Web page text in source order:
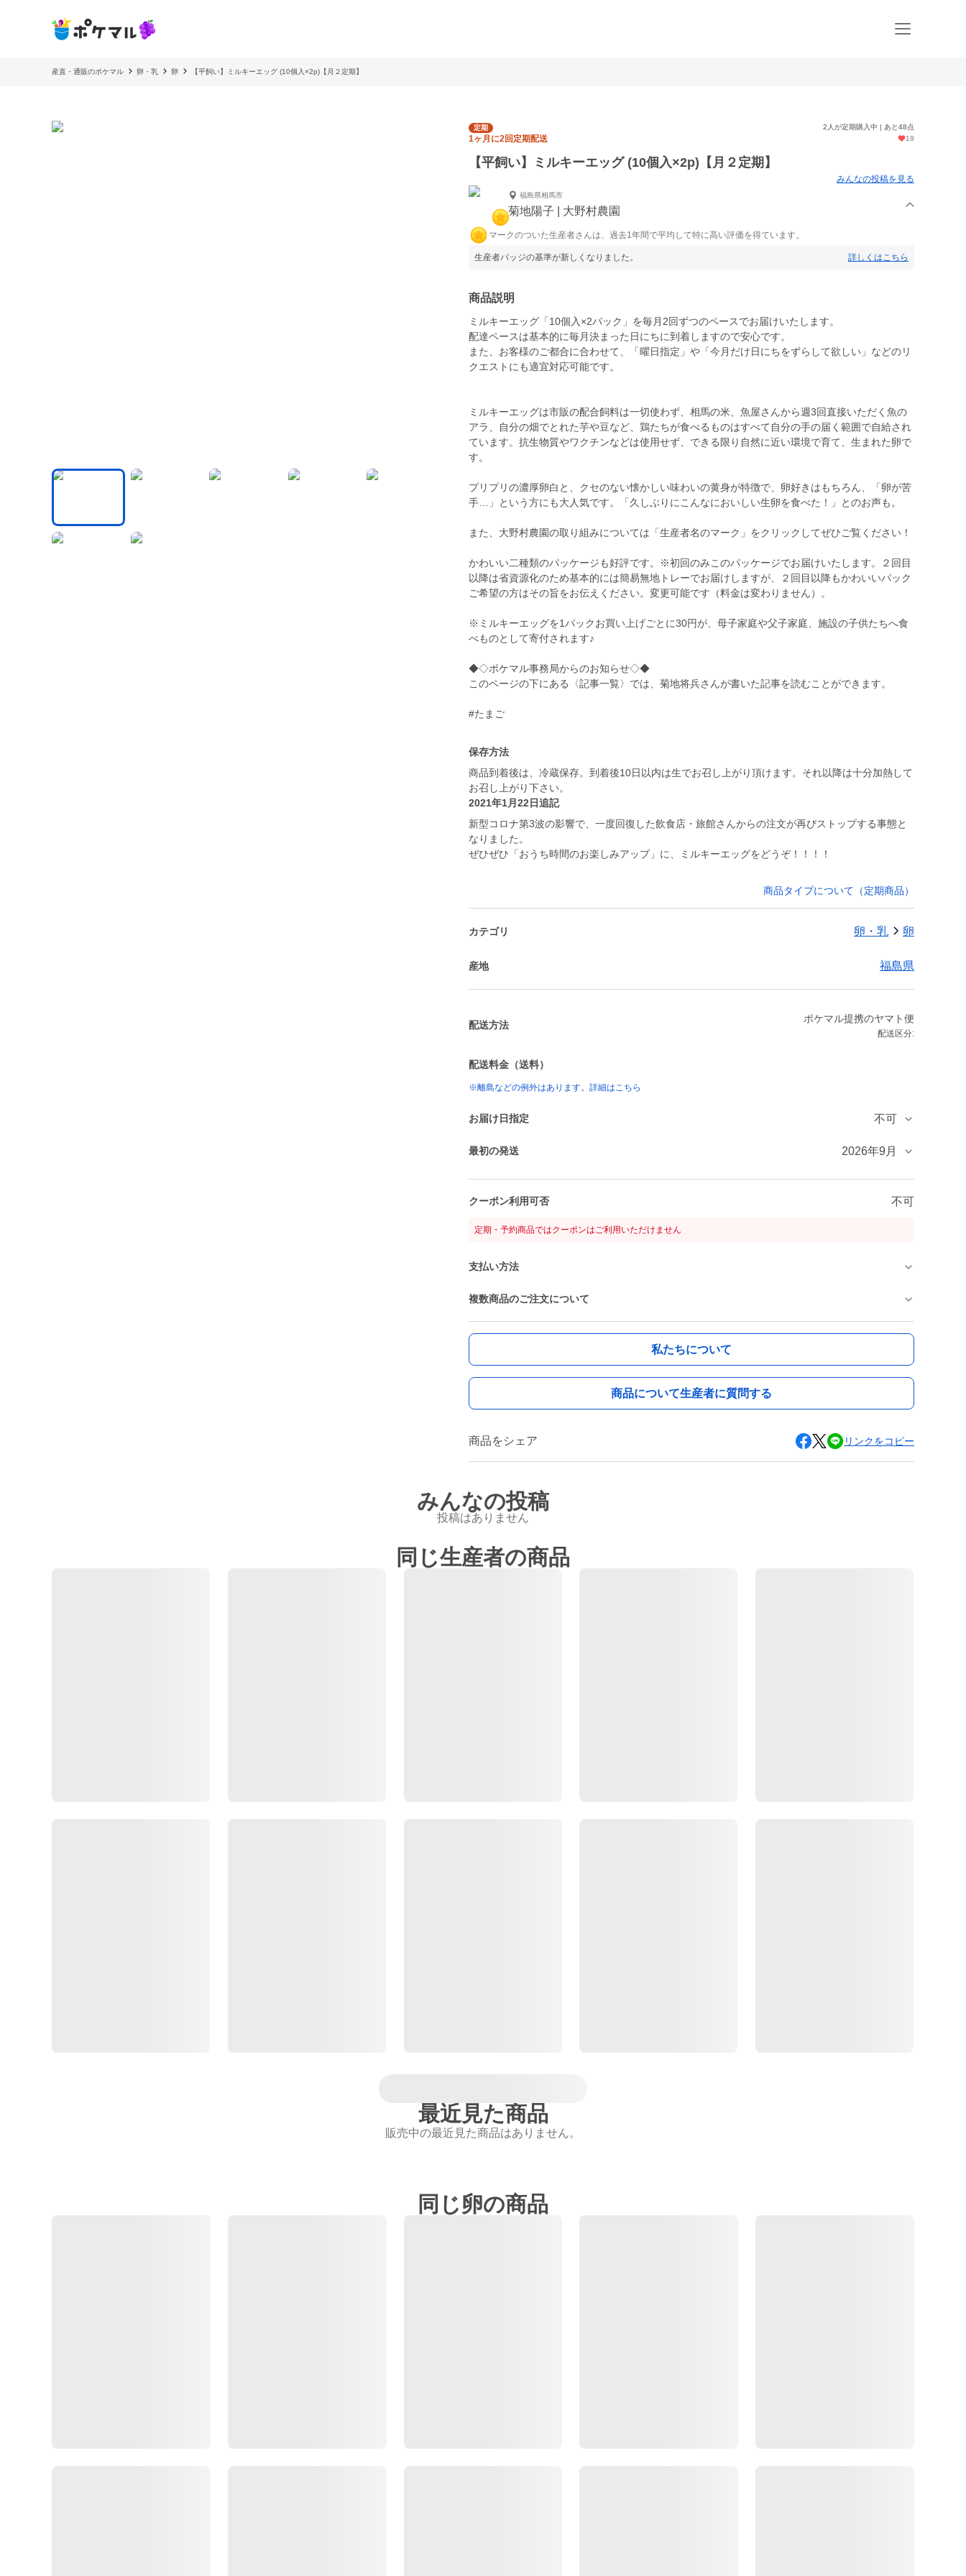
産直・通販のポケマル 卵・乳 卵 【平飼い】ミルキーエッグ (10個入×2p)【月２定期】
定期 2人が定期購入中 | あと48点
1ヶ月に2回定期配送 19
【平飼い】ミルキーエッグ (10個入×2p)【月２定期】
みんなの投稿を見る
福島県相馬市
菊地陽子 | 大野村農園
マークのついた生産者さんは、過去1年間で平均して特に高い評価を得ています。
生産者バッジの基準が新しくなりました。 詳しくはこちら
商品説明
ミルキーエッグ「10個入×2パック」を毎月2回ずつのペースでお届けいたします。
配達ペースは基本的に毎月決まった日にちに到着しますので安心です。
また、お客様のご都合に合わせて、「曜日指定」や「今月だけ日にちをずらして欲しい」などのリ
クエストにも適宜対応可能です。
ミルキーエッグは市販の配合飼料は一切使わず、相馬の米、魚屋さんから週3回直接いただく魚の
アラ、自分の畑でとれた芋や豆など、鶏たちが食べるものはすべて自分の手の届く範囲で自給され
ています。抗生物質やワクチンなどは使用せず、できる限り自然に近い環境で育て、生まれた卵で
す。
プリプリの濃厚卵白と、クセのない懐かしい味わいの黄身が特徴で、卵好きはもちろん、「卵が苦
手…」という方にも大人気です。「久しぶりにこんなにおいしい生卵を食べた！」とのお声も。
また、大野村農園の取り組みについては「生産者名のマーク」をクリックしてぜひご覧ください！
かわいい二種類のパッケージも好評です。※初回のみこのパッケージでお届けいたします。２回目
以降は省資源化のため基本的には簡易無地トレーでお届けしますが、２回目以降もかわいいパック
ご希望の方はその旨をお伝えください。変更可能です（料金は変わりません）。
※ミルキーエッグを1パックお買い上げごとに30円が、母子家庭や父子家庭、施設の子供たちへ食
べものとして寄付されます♪
◆◇ポケマル事務局からのお知らせ◇◆
このページの下にある〈記事一覧〉では、菊地将兵さんが書いた記事を読むことができます。
#たまご
保存方法
商品到着後は、冷蔵保存。到着後10日以内は生でお召し上がり頂けます。それ以降は十分加熱して
お召し上がり下さい。
2021年1月22日追記
新型コロナ第3波の影響で、一度回復した飲食店・旅館さんからの注文が再びストップする事態と
なりました。
ぜひぜひ「おうち時間のお楽しみアップ」に、ミルキーエッグをどうぞ！！！！
商品タイプについて（定期商品）
カテゴリ 卵・乳 卵
産地 福島県
配送方法
ポケマル提携のヤマト便
配送区分:
配送料金（送料）
※離島などの例外はあります。詳細はこちら
お届け日指定 不可
最初の発送 2026年9月
クーポン利用可否 不可
定期・予約商品ではクーポンはご利用いただけません
支払い方法
複数商品のご注文について
私たちについて
商品について生産者に質問する
商品をシェア リンクをコピー
みんなの投稿
投稿はありません
同じ生産者の商品
最近見た商品
販売中の最近見た商品はありません。
同じ卵の商品